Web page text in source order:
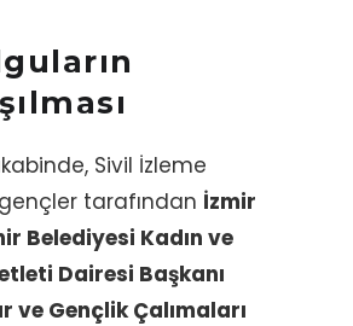
Sivil İzleme
tarafından İzmir
Belediyesi Kadın ve
Dairesi Başkanı
ve Gençlik Çalımaları